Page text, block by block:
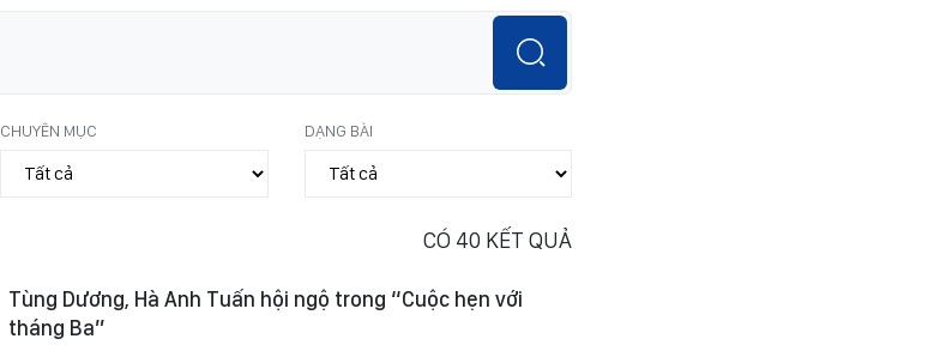
CHUYÊN MỤC DẠNG BÀI
CÓ 40 KẾT QUẢ
Tùng Dương, Hà Anh Tuấn hội ngộ trong “Cuộc hẹn với
tháng Ba”